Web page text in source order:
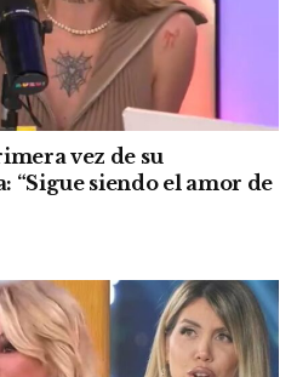
vez de su
“Sigue siendo el amor de